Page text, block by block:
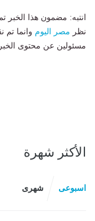
انتبه: مضمون هذا الخبر
نظر مصر اليوم وانما تم
مسئولين عن محتوى
الأكثر شهرة
اسبوعى شهرى